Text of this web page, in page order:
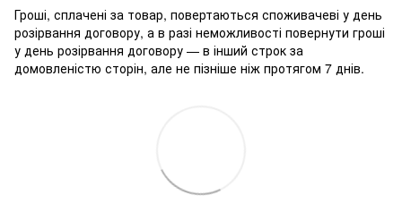
Гроші, сплачені за товар, повертаються споживачеві у день
розірвання договору, а в разі неможливості повернути гроші
у день розірвання договору — в інший строк за
домовленістю сторін, але не пізніше ніж протягом 7 днів.